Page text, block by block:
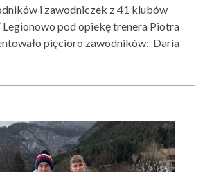
i zawodniczek z 41 klubów
Legionowo pod opiekę trenera Piotra
pięcioro zawodników: Daria